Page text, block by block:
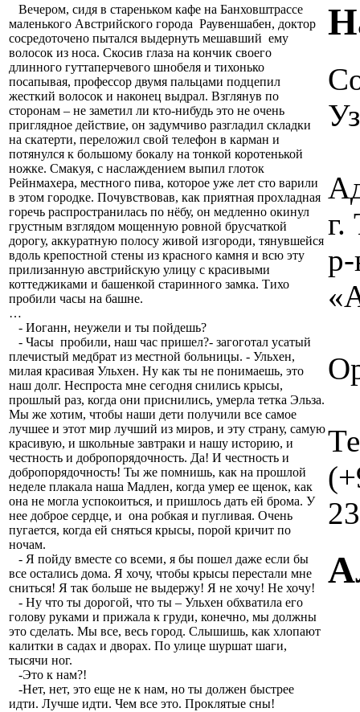
Вечером, сидя в стареньком кафе на Банховштрассе
маленького Австрийского города Раувеншабен, доктор
сосредоточено пытался выдернуть мешавший ему
волосок из носа. Скосив глаза на кончик своего
длинного гуттаперчевого шнобеля и тихонько
посапывая, профессор двумя пальцами подцепил
жесткий волосок и наконец выдрал. Взглянув по
сторонам – не заметил ли кто-нибудь это не очень
приглядное действие, он задумчиво разгладил складки
на скатерти, переложил свой телефон в карман и
потянулся к большому бокалу на тонкой коротенькой
ножке. Смакуя, с наслаждением выпил глоток
Рейнмахера, местного пива, которое уже лет сто варили
в этом городке. Почувствовав, как приятная прохладная
горечь распространилась по нёбу, он медленно окинул
грустным взглядом мощенную ровной брусчаткой
дорогу, аккуратную полосу живой изгороди, тянувшейся
вдоль крепостной стены из красного камня и всю эту
прилизанную австрийскую улицу с красивыми
коттеджиками и башенкой старинного замка. Тихо
пробили часы на башне.
…
- Иоганн, неужели и ты пойдешь?
- Часы пробили, наш час пришел?- загоготал усатый
плечистый медбрат из местной больницы. - Ульхен,
милая красивая Ульхен. Ну как ты не понимаешь, это
наш долг. Неспроста мне сегодня снились крысы,
прошлый раз, когда они приснились, умерла тетка Эльза.
Мы же хотим, чтобы наши дети получили все самое
лучшее и этот мир лучший из миров, и эту страну, самую
красивую, и школьные завтраки и нашу историю, и
честность и добропорядочность. Да! И честность и
добропорядочность! Ты же помнишь, как на прошлой
неделе плакала наша Мадлен, когда умер ее щенок, как
она не могла успокоиться, и пришлось дать ей брома. У
нее доброе сердце, и она робкая и пугливая. Очень
пугается, когда ей сняться крысы, порой кричит по
ночам.
- Я пойду вместе со всеми, я бы пошел даже если бы
все остались дома. Я хочу, чтобы крысы перестали мне
сниться! Я так больше не выдержу! Я не хочу! Не хочу!
- Ну что ты дорогой, что ты – Ульхен обхватила его
голову руками и прижала к груди, конечно, мы должны
это сделать. Мы все, весь город. Слышишь, как хлопают
калитки в садах и дворах. По улице шуршат шаги,
тысячи ног.
-Это к нам?!
-Нет, нет, это еще не к нам, но ты должен быстрее
идти. Лучше идти. Чем все это. Проклятые сны!